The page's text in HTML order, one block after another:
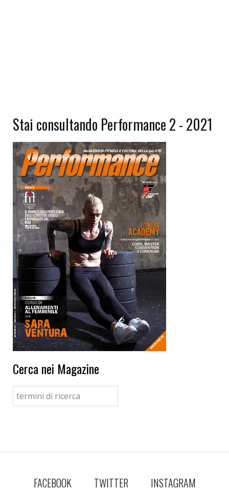
Stai consultando Performance 2 - 2021
Cerca nei Magazine
FACEBOOK TWITTER
INSTAGRAM